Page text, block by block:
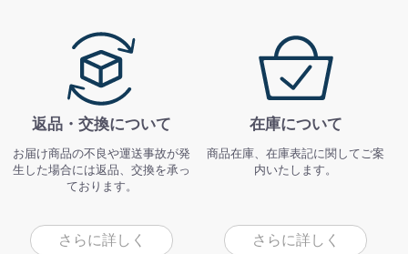
返品・交換について
お届け商品の不良や運送事故が発
生した場合には返品、交換を承っ
ております。
さらに詳しく
在庫について
商品在庫、在庫表記に関してご案
内いたします。
さらに詳しく